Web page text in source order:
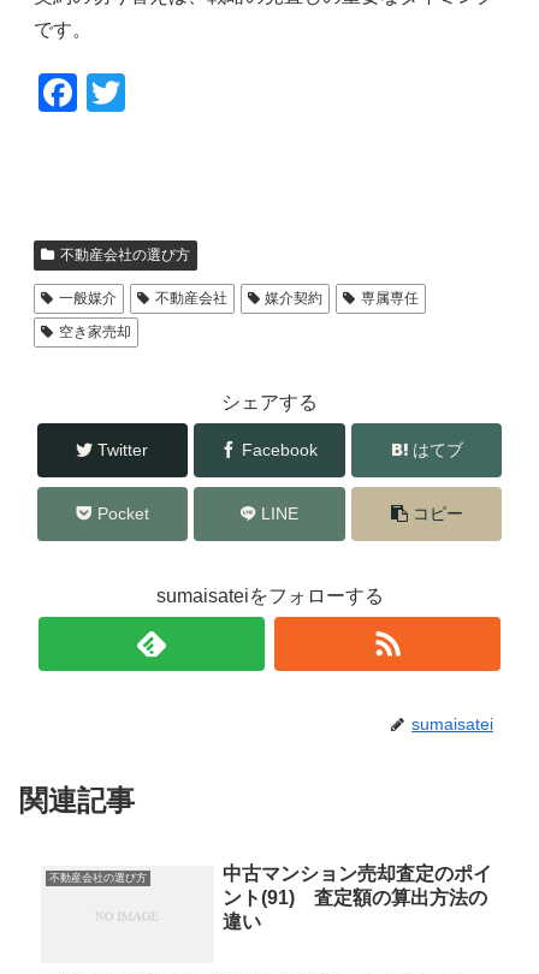
です。
F
b
o
o
k
不動産会社の選び方
一般媒介 不動産会社 媒介契約
専属専任
空き家売却
シェアする
Twitter Facebook はてブ
Pocket LINE コピー
sumaisateiをフォローする
sumaisatei
関連記事
不動産会社の選び方
中古マンション売却査定のポイ
ント(91) 査定額の算出方法の
違い